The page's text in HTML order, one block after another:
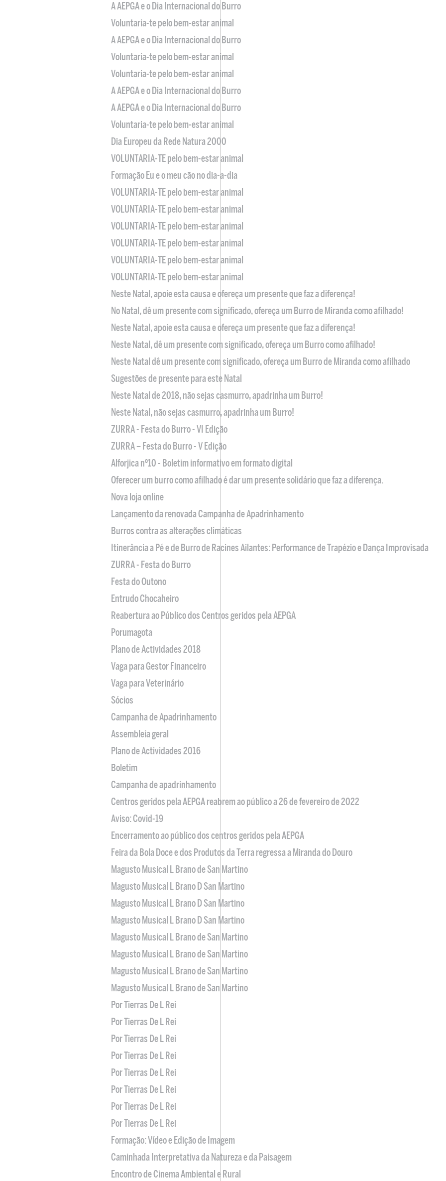
A AEPGA e o Dia Internacional do Burro
Voluntaria-te pelo bem-estar animal
A AEPGA e o Dia Internacional do Burro
Voluntaria-te pelo bem-estar animal
Voluntaria-te pelo bem-estar animal
A AEPGA e o Dia Internacional do Burro
A AEPGA e o Dia Internacional do Burro
Voluntaria-te pelo bem-estar animal
Dia Europeu da Rede Natura 2000
VOLUNTARIA-TE pelo bem-estar animal
Formação Eu e o meu cão no dia-a-dia
VOLUNTARIA-TE pelo bem-estar animal
VOLUNTARIA-TE pelo bem-estar animal
VOLUNTARIA-TE pelo bem-estar animal
VOLUNTARIA-TE pelo bem-estar animal
VOLUNTARIA-TE pelo bem-estar animal
VOLUNTARIA-TE pelo bem-estar animal
Neste Natal, apoie esta causa e ofereça um presente que faz a diferença!
No Natal, dê um presente com significado, ofereça um Burro de Miranda como afilhado!
Neste Natal, apoie esta causa e ofereça um presente que faz a diferença!
Neste Natal, dê um presente com significado, ofereça um Burro como afilhado!
Neste Natal dê um presente com significado, ofereça um Burro de Miranda como afilhado
Sugestões de presente para este Natal
Neste Natal de 2018, não sejas casmurro, apadrinha um Burro!
Neste Natal, não sejas casmurro, apadrinha um Burro!
ZURRA - Festa do Burro - VI Edição
ZURRA – Festa do Burro - V Edição
Alforjica nº10 - Boletim informativo em formato digital
Oferecer um burro como afilhado é dar um presente solidário que faz a diferença.
Nova loja online
Lançamento da renovada Campanha de Apadrinhamento
Burros contra as alterações climáticas
Itinerância a Pé e de Burro de Racines Ailantes: Performance de Trapézio e Dança Improvisada
ZURRA - Festa do Burro
Festa do Outono
Entrudo Chocaheiro
Reabertura ao Público dos Centros geridos pela AEPGA
Porumagota
Plano de Actividades 2018
Vaga para Gestor Financeiro
Vaga para Veterinário
Sócios
Campanha de Apadrinhamento
Assembleia geral
Plano de Actividades 2016
Boletim
Campanha de apadrinhamento
Centros geridos pela AEPGA reabrem ao público a 26 de fevereiro de 2022
Aviso: Covid-19
Encerramento ao público dos centros geridos pela AEPGA
Feira da Bola Doce e dos Produtos da Terra regressa a Miranda do Douro
Magusto Musical L Brano de San Martino
Magusto Musical L Brano D San Martino
Magusto Musical L Brano D San Martino
Magusto Musical L Brano D San Martino
Magusto Musical L Brano de San Martino
Magusto Musical L Brano de San Martino
Magusto Musical L Brano de San Martino
Magusto Musical L Brano de San Martino
Por Tierras De L Rei
Por Tierras De L Rei
Por Tierras De L Rei
Por Tierras De L Rei
Por Tierras De L Rei
Por Tierras De L Rei
Por Tierras De L Rei
Por Tierras De L Rei
Formação: Vídeo e Edição de Imagem
Caminhada Interpretativa da Natureza e da Paisagem
Encontro de Cinema Ambiental e Rural